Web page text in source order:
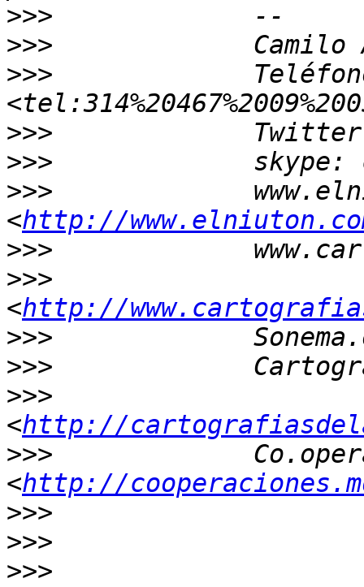
>>>
>>>
>>>
>>>
>>>
>>>
<http://
>>>
>>>
<http://
>>>
>>>
>>>
<http://
>>>
<http://
>>>
>>>
>>>